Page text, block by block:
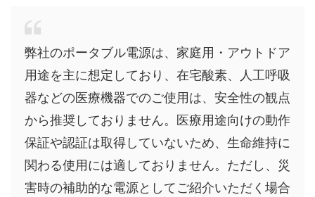
弊社のポータブル電源は、家庭用・アウトドア
用途を主に想定しており、在宅酸素、人工呼吸
器などの医療機器でのご使用は、安全性の観点
から推奨しておりません。医療用途向けの動作
保証や認証は取得していないため、生命維持に
関わる使用には適しておりません。ただし、災
害時の補助的な電源としてご紹介いただく場合